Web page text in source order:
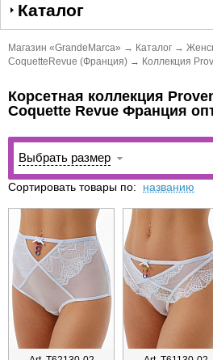
Каталог
Магазин «GrandeMarca» → Каталог →
CoquetteRevue (Франция) → Коллекция
Корсетная коллекция
Coquette Revue Франция
Выбрать размер
Сортировать товары по: названию